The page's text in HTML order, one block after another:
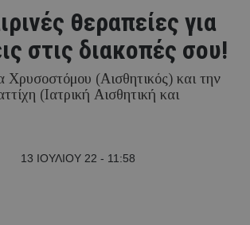
θεραπείες για
στις διακοπές σου!
Χρυσοστόμου (Αισθητικός) και την
(Ιατρική Αισθητική και
13 ΙΟΥΛΙΟΥ 22 - 11:58